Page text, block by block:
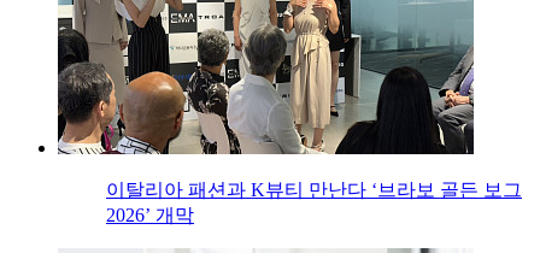
이탈리아 패션과 K뷰티 만난다 ‘브라보 골든 보그
2026’ 개막